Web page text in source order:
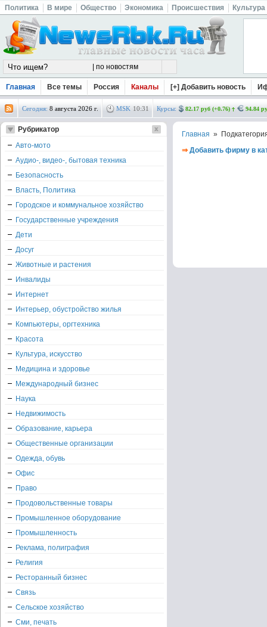
Политика В мире Общество Экономика Происшествия Культура
Главная Все темы Россия Каналы [+] Добавить новость
Сегодня: 8 августа 2026 г. MSK 10:31 Курсы: 82.17 руб (+0.76) 94.84
Главная »
⇒ Добавить фирму в
Рубрикатор
Авто-мото
Аудио-, видео-, бытовая техника
Безопасность
Власть, Политика
Городское и коммунальное хозяйство
Государственные учреждения
Дети
Досуг
Животные и растения
Инвалиды
Интернет
Интерьер, обустройство жилья
Компьютеры, оргтехника
Красота
Культура, искусство
Медицина и здоровье
Международный бизнес
Наука
Недвижимость
Образование, карьера
Общественные организации
Одежда, обувь
Офис
Право
Продовольственные товары
Промышленное оборудование
Промышленность
Реклама, полиграфия
Религия
Ресторанный бизнес
Связь
Сельское хозяйство
Сми, печать